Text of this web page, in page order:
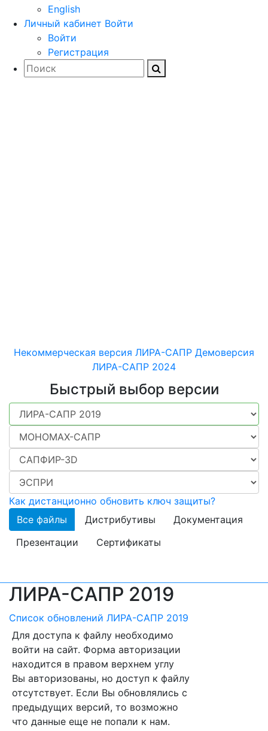
English
Личный кабинет Войти
Войти
Регистрация
Некоммерческая версия ЛИРА-САПР Демоверсия
ЛИРА-САПР 2024
Быстрый выбор версии
Как дистанционно обновить ключ защиты?
Все файлы
Дистрибутивы
Документация
Презентации
Сертификаты
ЛИРА-САПР 2019
Список обновлений ЛИРА-САПР 2019
Для доступа к файлу необходимо
войти на сайт. Форма авторизации
находится в правом верхнем углу
Вы авторизованы, но доступ к файлу
отсутствует. Если Вы обновлялись с
предыдущих версий, то возможно
что данные еще не попали к нам.